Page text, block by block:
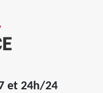
et 24h/24